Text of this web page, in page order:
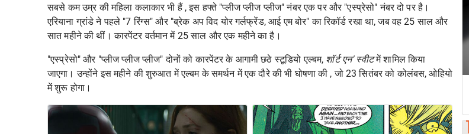
सबसे कम उम्र की महिला कलाकार भी हैं , इस हफ्ते "प्लीज प्लीज प्लीज" नंबर एक पर और "एस्प्रेसो" नंबर दो पर है।
एरियाना ग्रांडे ने पहले "7 रिंग्स" और "ब्रेक अप विद योर गर्लफ्रेंड, आई एम बोर" का रिकॉर्ड रखा था, जब वह 25 साल और
सात महीने की थीं। कारपेंटर वर्तमान में 25 साल और एक महीने का है।
"एस्प्रेसो" और "प्लीज प्लीज प्लीज" दोनों को कारपेंटर के आगामी छठे स्टूडियो एल्बम, शॉर्ट एन' स्वीट में शामिल किया
जाएगा। उन्होंने इस महीने की शुरुआत में एल्बम के समर्थन में एक दौरे की भी घोषणा की , जो 23 सितंबर को कोलंबस, ओहियो
में शुरू होगा।